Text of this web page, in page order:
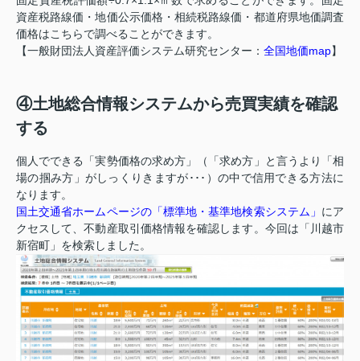
資産税路線価・地価公示価格・相続税路線価・都道府県地価調査
価格はこちらで調べることができます。
【一般財団法人資産評価システム研究センター： 全国地価map】
④土地総合情報システムから売買実績を確認
する
個人でできる「実勢価格の求め方」（「求め方」と言うより「相
場の掴み方」がしっくりきますが･･･）の中で信用できる方法に
なります。
国土交通省ホームページの「標準地・基準地検索システム」 にア
クセスして、不動産取引価格情報を確認します。今回は「川越市
新宿町」を検索しました。